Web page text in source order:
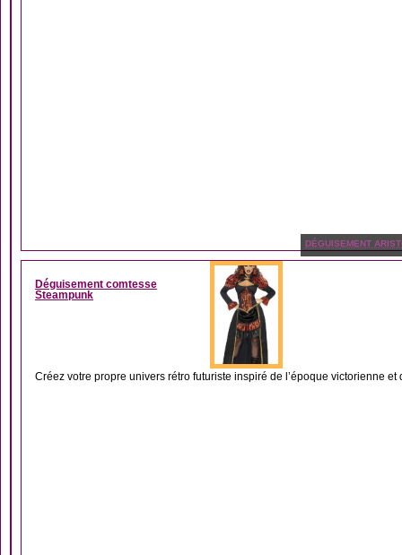
DÉGUISEMENT
Déguisement comtesse
Steampunk
Créez votre propre univers rétro futuriste inspiré de l’époque victorienne